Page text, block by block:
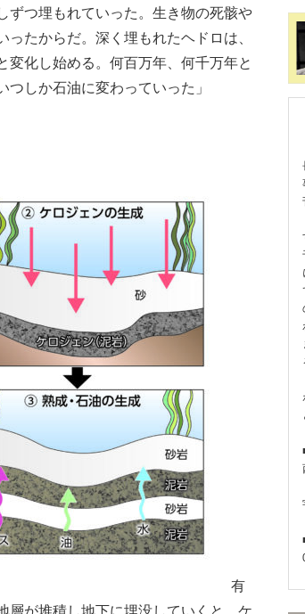
つ埋もれていった。生き物の死骸や
たからだ。深く埋もれたヘドロは、
化し始める。何百万年、何千万年と
しか石油に変わっていった」
有
層が堆積し地下に埋没していくと、ケ